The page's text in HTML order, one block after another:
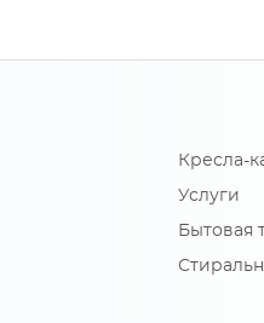
Кресла-
Услуги
Бытовая